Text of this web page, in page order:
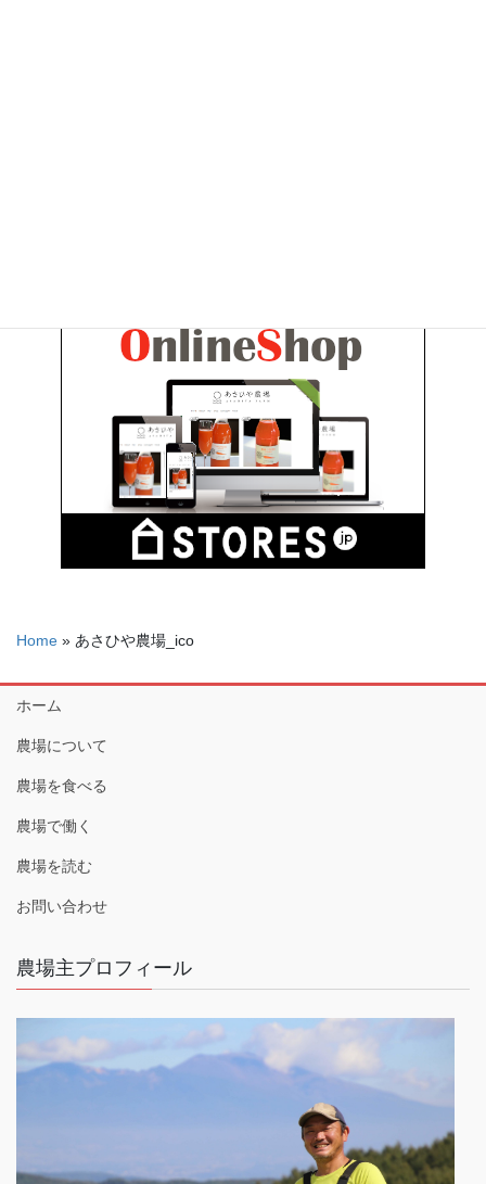
Home » あさひや農場_ico
ホーム
農場について
農場を食べる
農場で働く
農場を読む
お問い合わせ
農場主プロフィール